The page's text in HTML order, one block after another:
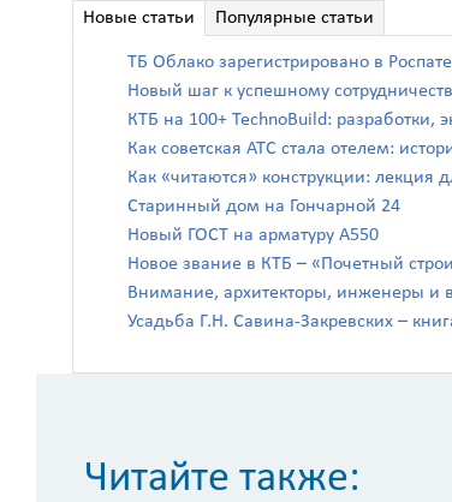
Новые статьи Популярные статьи
ТБ Облако зарегистрировано в
Новый шаг к успешному
КТБ на 100+ TechnoBuild: разработки,
Как советская АТС стала отелем:
Как «читаются» конструкции: лекция
Старинный дом на Гончарной 24
Новый ГОСТ на арматуру А550
Новое звание в КТБ – «Почетный
Внимание, архитекторы, инженеры и
Усадьба Г.Н. Савина-Закревских –
Читайте также: